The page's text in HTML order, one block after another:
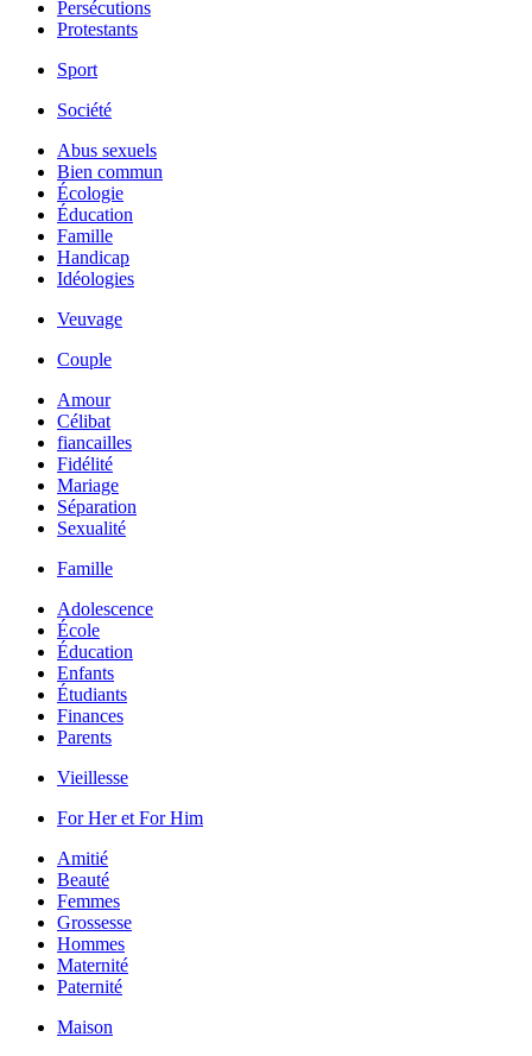
Persécutions
Protestants
Sport
Société
Abus sexuels
Bien commun
Écologie
Éducation
Famille
Handicap
Idéologies
Veuvage
Couple
Amour
Célibat
fiancailles
Fidélité
Mariage
Séparation
Sexualité
Famille
Adolescence
École
Éducation
Enfants
Étudiants
Finances
Parents
Vieillesse
For Her et For Him
Amitié
Beauté
Femmes
Grossesse
Hommes
Maternité
Paternité
Maison